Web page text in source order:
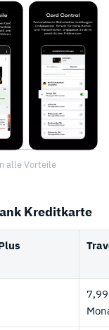
alle Vorteile
Kreditkarte